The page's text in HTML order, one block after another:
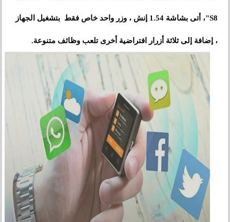
S8"، أتى بشاشة 1.54 إنش ،وزر واحد خاص فقط بتشغيل الجهاز
، إضافة إلى ثلاثة أزرار افتراضية أخرى تلعب وظائف متنوعة.